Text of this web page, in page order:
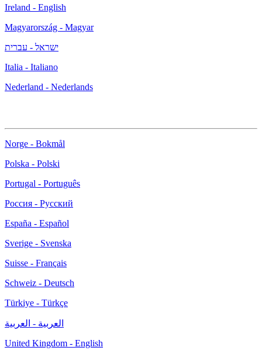
Ireland - English
Magyarország - Magyar
ישראל - עברית
Italia - Italiano
Nederland - Nederlands
Norge - Bokmål
Polska - Polski
Portugal - Português
Россия - Русский
España - Español
Sverige - Svenska
Suisse - Français
Schweiz - Deutsch
Türkiye - Türkçe
العربية - العربية
United Kingdom - English